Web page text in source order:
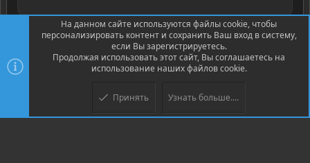
Community platform by XenForo ® © 2010-2026 XenForo Ltd.
© Jason Axelrod of 8WAYRUN
На данном сайте используются файлы cookie, чтобы
персонализировать контент и сохранить Ваш вход в систему,
если Вы зарегистрируетесь.
Продолжая использовать этот сайт, Вы соглашаетесь на
использование наших файлов cookie.
Принять Узнать больше....